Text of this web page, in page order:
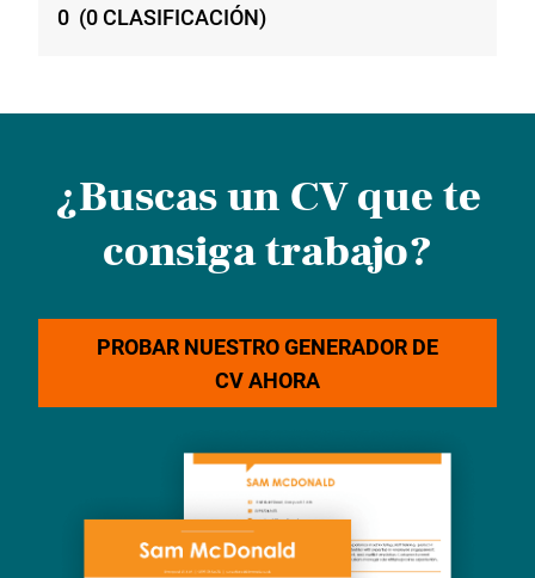
0 (0CLASIFICACIÓN)
¿Buscas un CV que te
consiga trabajo?
PROBAR NUESTRO GENERADOR DE
CV AHORA